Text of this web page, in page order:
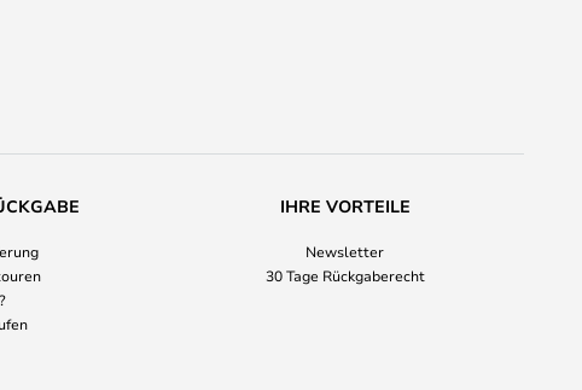
IHRE VORTEILE
Newsletter
30 Tage Rückgaberecht